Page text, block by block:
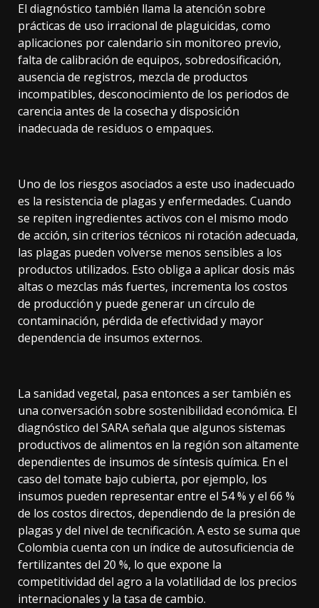
El diagnóstico también llama la atención sobre
prácticas de uso irracional de plaguicidas, como
aplicaciones por calendario sin monitoreo previo,
falta de calibración de equipos, sobredosificación,
ausencia de registros, mezcla de productos
incompatibles, desconocimiento de los periodos de
carencia antes de la cosecha y disposición
inadecuada de residuos o empaques.
Uno de los riesgos asociados a este uso inadecuado
es la resistencia de plagas y enfermedades. Cuando
se repiten ingredientes activos con el mismo modo
de acción, sin criterios técnicos ni rotación adecuada,
las plagas pueden volverse menos sensibles a los
productos utilizados. Esto obliga a aplicar dosis más
altas o mezclas más fuertes, incrementa los costos
de producción y puede generar un círculo de
contaminación, pérdida de efectividad y mayor
dependencia de insumos externos.
La sanidad vegetal, pasa entonces a ser también es
una conversación sobre sostenibilidad económica. El
diagnóstico del SARA señala que algunos sistemas
productivos de alimentos en la región son altamente
dependientes de insumos de síntesis química. En el
caso del tomate bajo cubierta, por ejemplo, los
insumos pueden representar entre el 54 % y el 66 %
de los costos directos, dependiendo de la presión de
plagas y del nivel de tecnificación. A esto se suma que
Colombia cuenta con un índice de autosuficiencia de
fertilizantes del 20 %, lo que expone la
competitividad del agro a la volatilidad de los precios
internacionales y la tasa de cambio.